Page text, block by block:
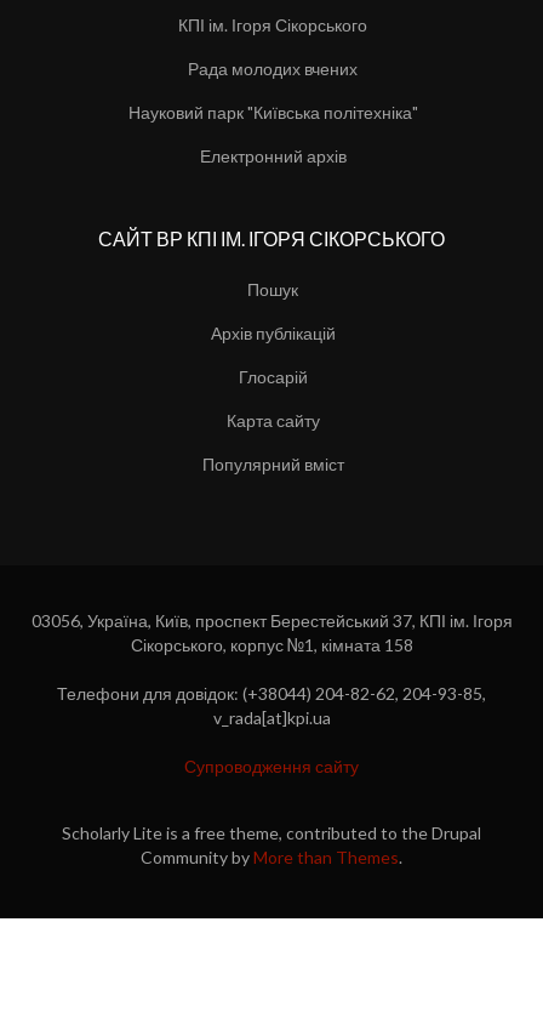
КПІ ім. Ігоря Сікорського
Рада молодих вчених
Науковий парк "Київська політехніка"
Електронний архів
САЙТ ВР КПІ ІМ. ІГОРЯ СІКОРСЬКОГО
Пошук
Архів публікацій
Глосарій
Карта сайту
Популярний вміст
03056, Україна, Київ, проспект Берестейський 37, КПІ ім. Ігоря
Сікорського, корпус №1, кімната 158
Телефони для довідок: (+38044) 204-82-62, 204-93-85,
v_rada[at]kpi.ua
Супроводження сайту
Scholarly Lite is a free theme, contributed to the Drupal
Community byMore than Themes.